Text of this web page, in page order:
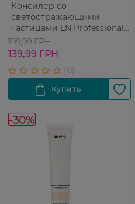
Консилер со
светоотражающими
частицами LN Professional
Touch-Up Cover Fluid №101
Светлый бежевый 15 мл
199,99 ГРН
139,99 ГРН
-30%